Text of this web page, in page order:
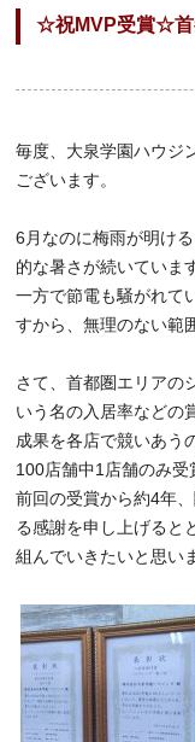
☆祝MVP受賞☆首
毎度、大泉学園ハウジ
ございます。
6月なのに梅雨が明け
的な暑さが続いていま
一方で節電も騒がれて
すから、無理のない範
さて、首都圏エリアの
いう名の入居率などの
成果を各店で競いあう
100店舗中1店舗のみ受
前回の受賞から約4年
る感謝を申し上げると
組んでいきたいと思い